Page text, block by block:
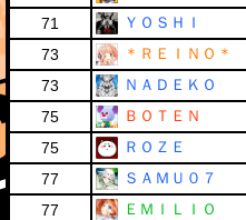
71
ＹＯＳＨＩ
73
＊ＲＥＩＮＯ＊
73
ＮＡＤＥＫＯ
75
ＢＯＴＥＮ
75
ＲＯＺＥ
77
ＳＡＭＵ０７
77
ＥＭＩＬＩＯ